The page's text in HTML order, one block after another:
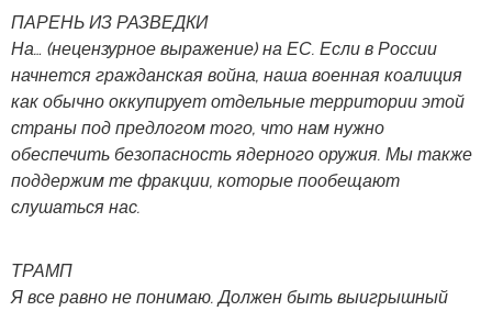
ПАРЕНЬ ИЗ РАЗВЕДКИ
На… (нецензурное выражение) на ЕС. Если в России
начнется гражданская война, наша военная коалиция
как обычно оккупирует отдельные территории этой
страны под предлогом того, что нам нужно
обеспечить безопасность ядерного оружия. Мы также
поддержим те фракции, которые пообещают
слушаться нас.
ТРАМП
Я все равно не понимаю. Должен быть выигрышный